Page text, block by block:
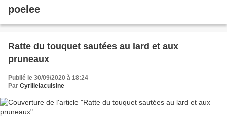
poelee
Ratte du touquet sautées au lard et aux
pruneaux
Publié le 30/09/2020 à 18:24
Par Cyrillelacuisine